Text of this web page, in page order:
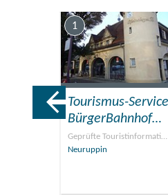
1
Tourismus-Service
BürgerBahnhof…
Geprüfte Touristinformati…
Neuruppin